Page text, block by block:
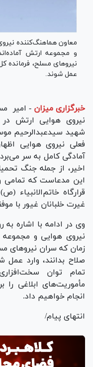
معاون هماهنگ‌کننده
و مجموعه ارتش
نیرو‌های مسلح، فرمانده
عمل شوند.
خبرگزاری میزان - امیر
نیروی هوایی ارتش
شهید سیدعبدالرحیم
فعلی نیروی هوایی
آمادگی کامل به سر
این مدعاست که تمامی
قرارگاه خاتم‌الانبیاء
غیرت خلبانان غیور با
وی در ادامه با اشاره به
نیروی هوایی و مجموعه
زمان که سران نیرو‌های
صلاح بدانند، وارد عمل
تمام توان
مأموریت‌های ابلاغی را
انجام خواهیم داد.
انتهای پیام/